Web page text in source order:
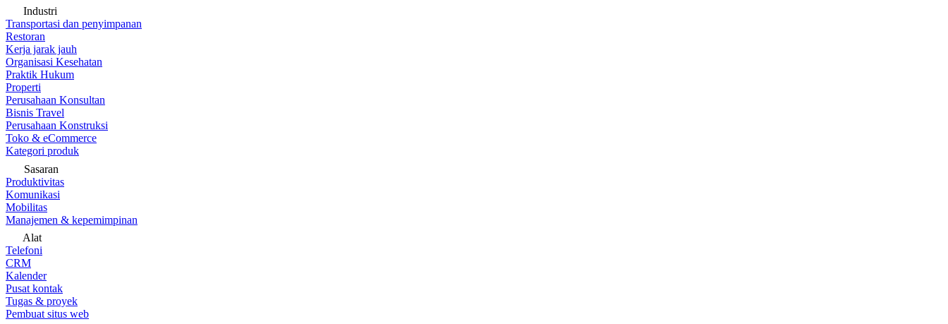
Industri
Transportasi dan penyimpanan
Restoran
Kerja jarak jauh
Organisasi Kesehatan
Praktik Hukum
Properti
Perusahaan Konsultan
Bisnis Travel
Perusahaan Konstruksi
Toko & eCommerce
Kategori produk
Sasaran
Produktivitas
Komunikasi
Mobilitas
Manajemen & kepemimpinan
Alat
Telefoni
CRM
Kalender
Pusat kontak
Tugas & proyek
Pembuat situs web